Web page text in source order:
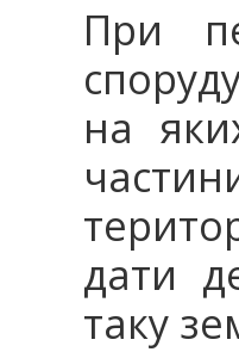
При
на
дати
таку